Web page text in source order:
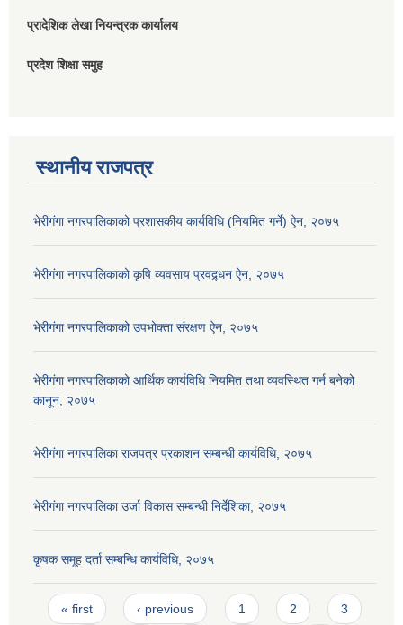
प्रादेशिक लेखा नियन्त्रक कार्यालय
प्रदेश शिक्षा समुह
स्थानीय राजपत्र
भेरीगंगा नगरपालिकाको प्रशासकीय कार्यविधि (नियमित गर्ने) ऐन, २०७५
भेरीगंगा नगरपालिकाको कृषि व्यवसाय प्रवद्र्धन ऐन, २०७५
भेरीगंगा नगरपालिकाको उपभोक्ता संंरक्षण ऐन, २०७५
भेरीगंगा नगरपालिकाको आर्थिक कार्यविधि नियमित तथा व्यवस्थित गर्न बनेको
कानून, २०७५
भेरीगंगा नगरपालिका राजपत्र प्रकाशन सम्बन्धी कार्यविधि, २०७५
भेरीगंगा नगरपालिका उर्जा विकास सम्बन्धी निर्देशिका, २०७५
कृषक समूह दर्ता सम्बन्धि कार्यविधि, २०७५
Pages
« first ‹ previous 1 2 3